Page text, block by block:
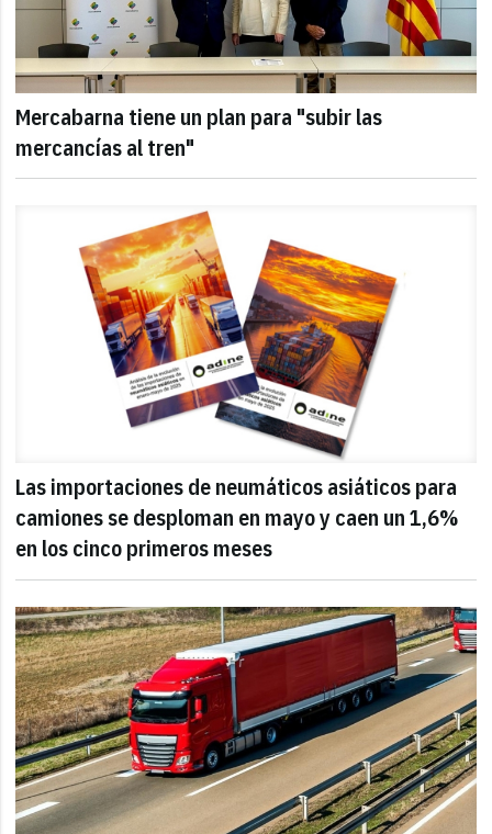
Mercabarna tiene un plan para "subir las
mercancías al tren"
Las importaciones de neumáticos asiáticos para
camiones se desploman en mayo y caen un 1,6%
en los cinco primeros meses